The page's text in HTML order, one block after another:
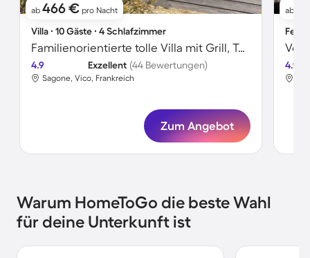
ab 466 € pro Nacht
Villa ∙ 10 Gäste ∙ 4 Schlafzimmer
Familienorientierte tolle Villa mit Grill, Terrasse und privatem Pool | Nah am Strand | Haustierfreundlich
4.9 Exzellent (44 Bewertungen)
Sagone, Vico, Frankreich
Zum Angebot
ab
4.9
Warum HomeToGo die beste Wahl
für deine Unterkunft ist